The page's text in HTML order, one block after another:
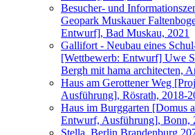
Besucher- und
Geopark Muskauer
Entwurf], Bad Muskau, 2021
Gallifort - Neubau eines
[Wettbewerb: Entwurf] Uwe
Bergh mit hama architecten,
Haus am Gerottener Weg
Ausführung], Rösrath, 2018-
Haus im Burggarten [Domus
Entwurf, Ausführung], Bonn,
Stella. Berlin Brandenburg